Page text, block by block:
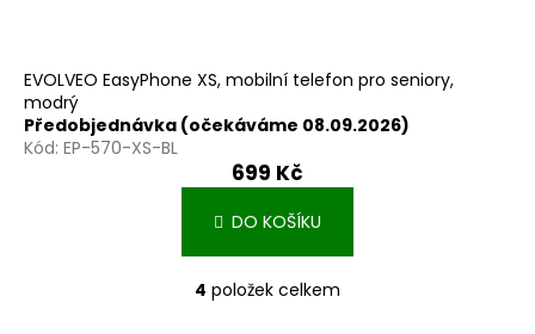
EVOLVEO EasyPhone XS, mobilní telefon pro seniory,
modrý
Předobjednávka (očekáváme 08.09.2026)
Kód: EP-570-XS-BL
699 Kč
DO KOŠÍKU
O
4 položek celkem